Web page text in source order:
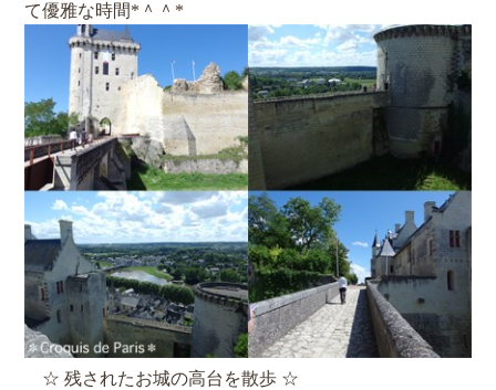
て優雅な時間*＾＾*
☆ 残されたお城の高台を散歩 ☆